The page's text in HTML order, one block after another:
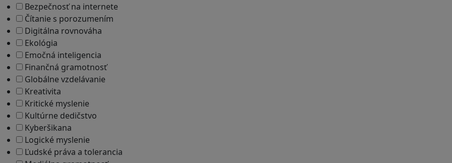
Bezpečnosť na internete
Čítanie s porozumením
Digitálna rovnováha
Ekológia
Emočná inteligencia
Finančná gramotnosť
Globálne vzdelávanie
Kreativita
Kritické myslenie
Kultúrne dedičstvo
Kyberšikana
Logické myslenie
Ľudské práva a tolerancia